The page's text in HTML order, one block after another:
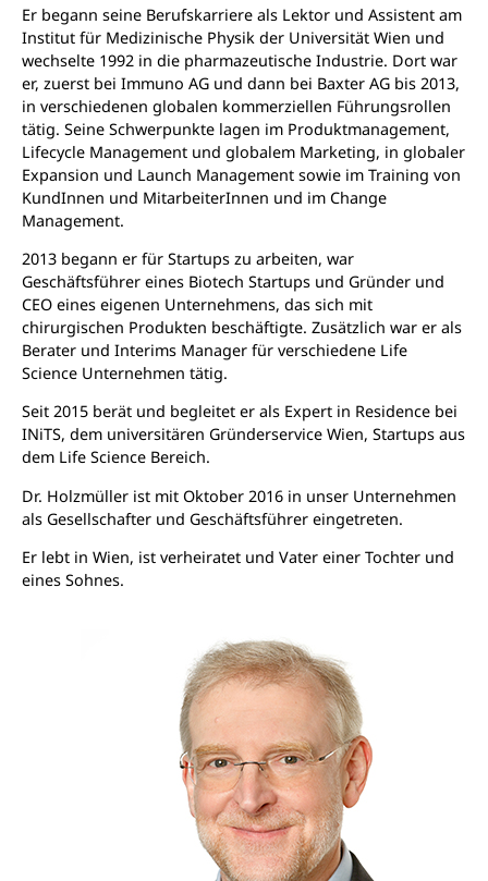
Er begann seine Berufskarriere als Lektor und Assistent am
Institut für Medizinische Physik der Universität Wien und
wechselte 1992 in die pharmazeutische Industrie. Dort war
er, zuerst bei Immuno AG und dann bei Baxter AG bis 2013,
in verschiedenen globalen kommerziellen Führungsrollen
tätig. Seine Schwerpunkte lagen im Produktmanagement,
Lifecycle Management und globalem Marketing, in globaler
Expansion und Launch Management sowie im Training von
KundInnen und MitarbeiterInnen und im Change
Management.
2013 begann er für Startups zu arbeiten, war
Geschäftsführer eines Biotech Startups und Gründer und
CEO eines eigenen Unternehmens, das sich mit
chirurgischen Produkten beschäftigte. Zusätzlich war er als
Berater und Interims Manager für verschiedene Life
Science Unternehmen tätig.
Seit 2015 berät und begleitet er als Expert in Residence bei
INiTS, dem universitären Gründerservice Wien, Startups aus
dem Life Science Bereich.
Dr. Holzmüller ist mit Oktober 2016 in unser Unternehmen
als Gesellschafter und Geschäftsführer eingetreten.
Er lebt in Wien, ist verheiratet und Vater einer Tochter und
eines Sohnes.